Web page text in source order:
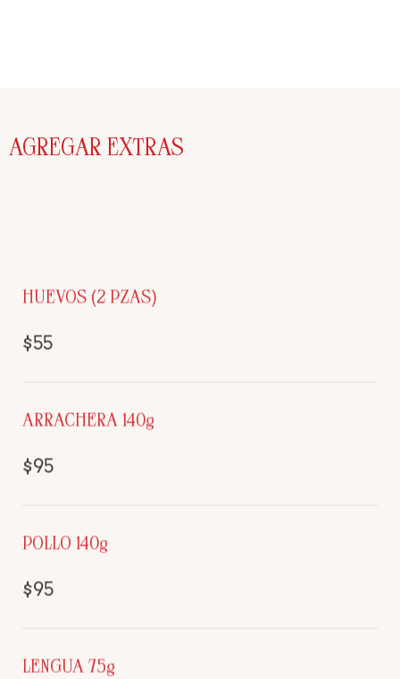
AGREGAR EXTRAS
HUEVOS (2 PZAS)
$55
ARRACHERA 140g
$95
POLLO 140g
$95
LENGUA 75g